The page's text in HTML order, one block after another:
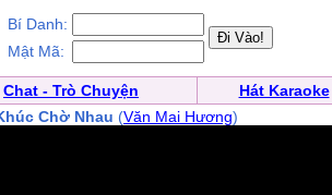
Bí Danh:
Mật Mã:
Chat - Trò Chuyện Hát Karaoke
Chờ Nhau (Văn Mai Hương)